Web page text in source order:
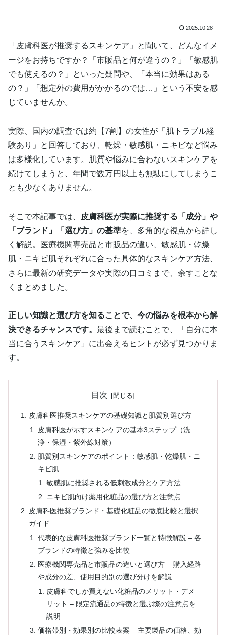
2025.10.28
「皮膚科医が推奨するスキンケア」と聞いて、どんなイメ
ージをお持ちですか？「市販品と何が違うの？」「敏感肌
でも使えるの？」といった疑問や、「本当に効果はある
の？」「想定外の費用がかかるのでは…」という不安を感
じていませんか。
実際、国内の調査では約【7割】の女性が「肌トラブル経
験あり」と回答しており、乾燥・敏感肌・ニキビなど悩み
は多様化しています。肌質や悩みに合わないスキンケアを
続けてしまうと、年間で数万円以上も無駄にしてしまうこ
とも少なくありません。
そこで本記事では、
皮膚科医が実際に推奨する「成分」や
「ブランド」「選び方」の基準を、多角的な視点から詳し
く解説。医療機関専売品と市販品の違い、敏感肌・乾燥
肌・ニキビ肌それぞれに合った具体的なスキンケア方法、
さらに最新の研究データや実際の口コミまで、余すことな
くまとめました。
正しい知識と選び方を知ることで、今の悩みを根本から解
決できるチャンスです。 最後まで読むことで、「自分に本
当に合うスキンケア」に出会えるヒントが必ず見つかりま
す。
目次
皮膚科医推奨スキンケアの基礎知識と肌質別選び方
皮膚科医が示すスキンケアの基本3ステップ（洗
浄・保湿・紫外線対策）
肌質別スキンケアのポイント：敏感肌・乾燥肌・ニ
キビ肌
敏感肌に推奨される低刺激成分とケア方法
ニキビ肌向け薬用化粧品の選び方と注意点
皮膚科医推奨ブランド・基礎化粧品の徹底比較と選択
ガイド
代表的な皮膚科医推奨ブランド一覧と特徴解説 – 各
ブランドの特徴と強みを比較
医療機関専売品と市販品の違いと選び方 – 購入経路
や成分の差、使用目的別の選び分けを解説
皮膚科でしか買えない化粧品のメリット・デメ
リット – 限定流通品の特徴と選ぶ際の注意点を
説明
価格帯別・効果別の比較表案 – 主要製品の価格、効